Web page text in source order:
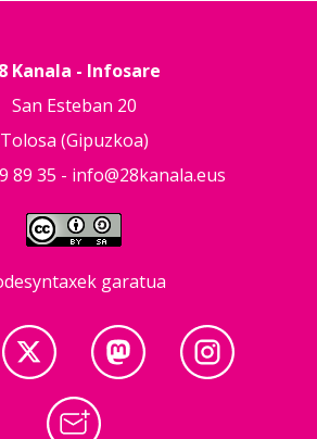
Kanala - Infosare
San Esteban 20
Tolosa (Gipuzkoa)
89 35 - info@28kanala.eus
garatua